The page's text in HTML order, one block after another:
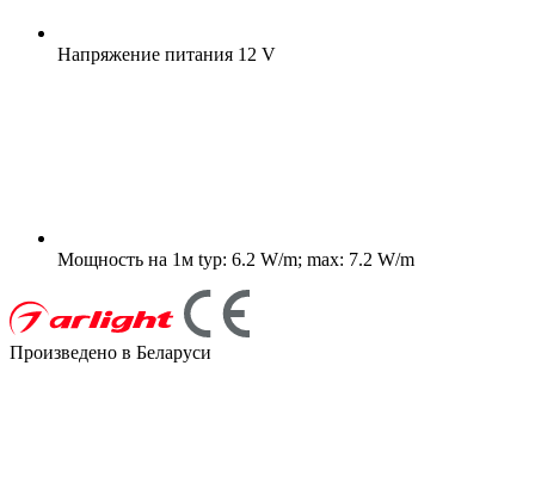
Напряжение питания 12 V
Мощность на 1м typ: 6.2 W/m; max: 7.2 W/m
Произведено в Беларуси